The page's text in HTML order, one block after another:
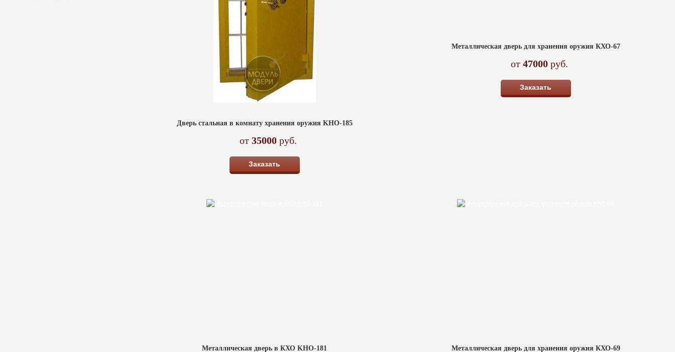
Дверь стальная в комнату хранения оружия KHO-185
от35000 руб.
Заказать
Металлическая дверь для хранения оружия КХО-67
от47000 руб.
Заказать
Металлическая дверь в КХО KHO-181 Металлическая дверь для хранения оружия КХО-69